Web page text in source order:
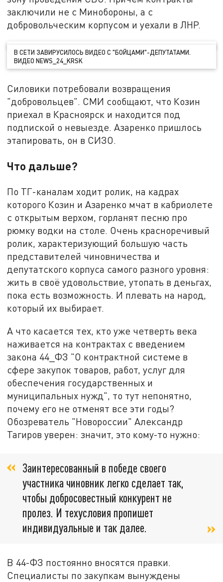
заключили не с Минобороны, а с
добровольческим корпусом и уехали в ЛНР.
В СЕТИ ЗАВИРУСИЛОСЬ ВИДЕО С "БОЙЦАМИ"-ДЕПУТАТАМИ.
ВИДЕО NEWS_24_KRSK
Силовики потребовали возвращения
"добровольцев". СМИ сообщают, что Козин
приехал в Красноярск и находится под
подпиской о невыезде. Азаренко пришлось
этапировать, он в СИЗО.
Что дальше?
По ТГ-каналам ходит ролик, на кадрах
которого Козин и Азаренко мчат в кабриолете
с открытым верхом, горланят песню про
рюмку водки на столе. Очень красноречивый
ролик, характеризующий большую часть
представителей чиновничества и
депутатского корпуса самого разного уровня:
жить в своё удовольствие, утопать в деньгах,
пока есть возможность. И плевать на народ,
который их выбирает.
А что касается тех, кто уже четверть века
наживается на контрактах с введением
закона 44_ФЗ "О контрактной системе в
сфере закупок товаров, работ, услуг для
обеспечения государственных и
муниципальных нужд", то тут непонятно,
почему его не отменят все эти годы?
Обозреватель "Новороссии" Александр
Тагиров уверен: значит, это кому-то нужно:
Заинтересованный в победе своего
участника чиновник легко сделает так,
чтобы добросовестный конкурент не
пролез. И техусловия пропишет
индивидуальные и так далее.
В 44-ФЗ постоянно вносятся правки.
Специалисты по закупкам вынуждены